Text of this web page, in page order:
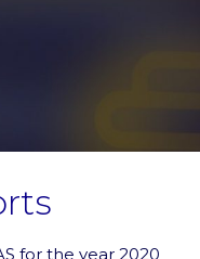
for the year 2020